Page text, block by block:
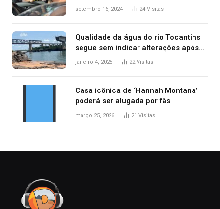
acidentes no trânsito no AP
setembro 16, 2024 24 Visitas
Qualidade da água do rio Tocantins
segue sem indicar alterações após
desabamento da ponte entre MA e
janeiro 4, 2025 22Visitas
Casa icônica de ‘Hannah Montana’
poderá ser alugada por fãs
março 25, 2026 21 Visitas